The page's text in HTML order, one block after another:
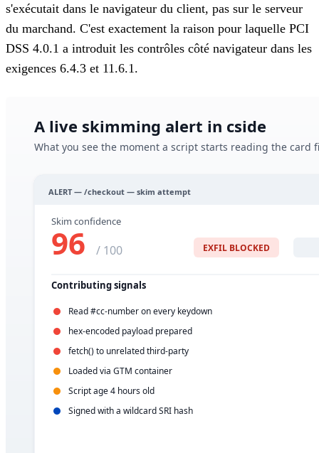
s'exécutait dans le navigateur du client, pas sur le serveur
du marchand. C'est exactement la raison pour laquelle PCI
DSS 4.0.1 a introduit les contrôles côté navigateur dans les
exigences 6.4.3 et 11.6.1.